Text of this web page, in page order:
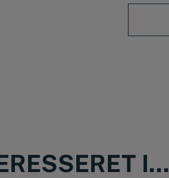
BK
I...